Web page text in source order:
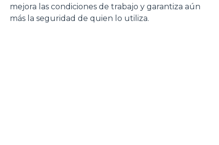
mejora las condiciones de trabajo y garantiza aún
más la seguridad de quien lo utiliza.